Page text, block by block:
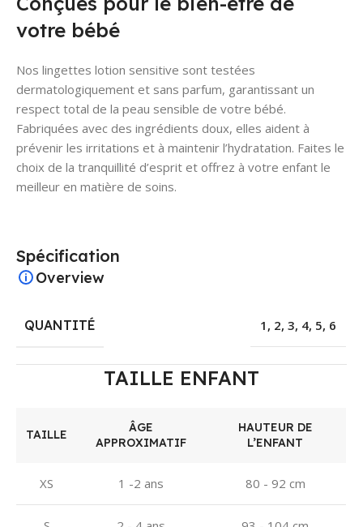
votre bébé
Nos lingettes lotion sensitive sont testées
dermatologiquement et sans parfum, garantissant un
respect total de la peau sensible de votre bébé.
Fabriquées avec des ingrédients doux, elles aident à
prévenir les irritations et à maintenir l’hydratation. Faites le
choix de la tranquillité d’esprit et offrez à votre enfant le
meilleur en matière de soins.
Spécification
Overview
QUANTITÉ 1 , 2, 3, 4, 5, 6
TAILLE ENFANT
TAILLE
ÂGE
APPROXIMATIF
HAUTEUR DE
L’ENFANT
XS 1 -2 ans 80 - 92 cm